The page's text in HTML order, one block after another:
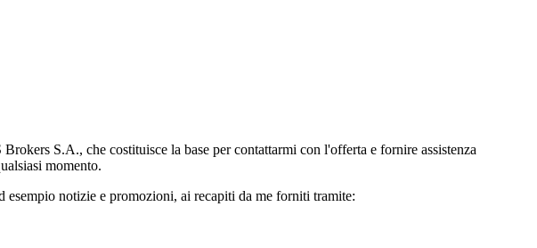
S.A., che costituisce la base per contattarmi con l'offerta e fornire assistenza
momento.
notizie e promozioni, ai recapiti da me forniti tramite: